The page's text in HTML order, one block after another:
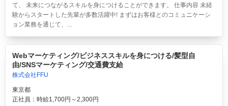
て、 未来につながるスキルを身につけることができます。 仕事内容 未経
験からスタートした先輩が多数活躍中! まずはお客様とのコミュニケーシ
ョン業務を通じて、...
Webマーケティング/ビジネススキルを身につける/髪型自
由/SNSマーケティング/交通費支給
株式会社FFU
東京都
正社員：時給1,700円～2,300円